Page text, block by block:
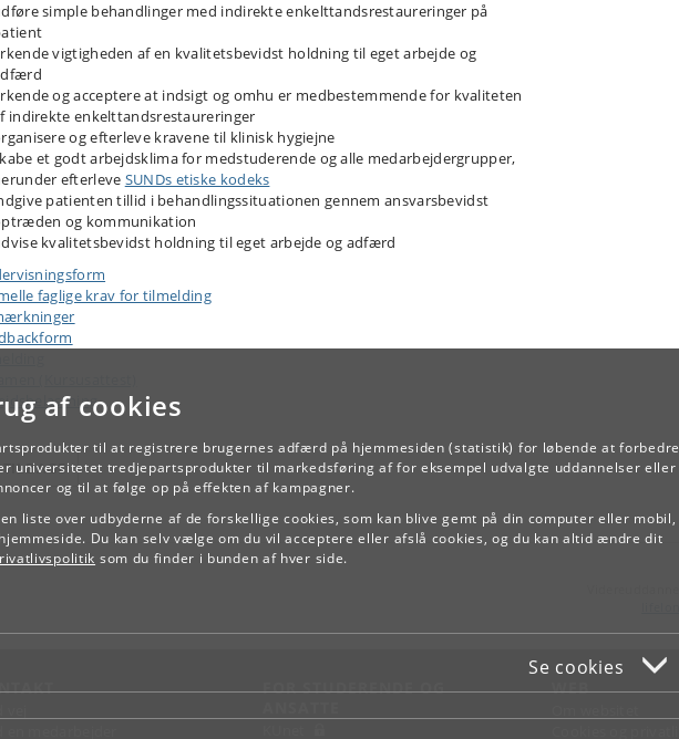
af cookies
til at registrere brugernes adfærd på hjemmesiden (statistik) for løbende at forbedre
universitetet tredjepartsprodukter til markedsføring af for eksempel udvalgte uddannelser eller
og til at følge op på effekten af kampagner.
liste over udbyderne af de forskellige cookies, som kan blive gemt på din computer eller mobil,
Du kan selv vælge om du vil acceptere eller afslå cookies, og du kan altid ændre dit
som du finder i bunden af hver side.
Se cookies
simple behandlinger med indirekte enkelttandsrestaureringer på
vigtigheden af en kvalitetsbevidst holdning til eget arbejde og
og acceptere at indsigt og omhu er medbestemmende for kvaliteten
indirekte enkelttandsrestaureringer
og efterleve kravene til klinisk hygiejne
et godt arbejdsklima for medstuderende og alle medarbejdergrupper,
efterleve SUNDs etiske kodeks
patienten tillid i behandlingssituationen gennem ansvarsbevidst
og kommunikation
kvalitetsbevidst holdning til eget arbejde og adfærd
faglige krav for tilmelding
TILBAGE
FOR STUDERENDE OG
WEB